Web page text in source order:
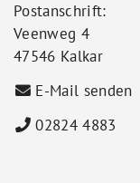
Postanschrift:
Veenweg 4
47546 Kalkar
E-Mail senden
02824 4883